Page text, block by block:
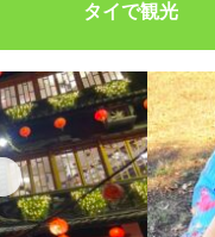
タイで観光